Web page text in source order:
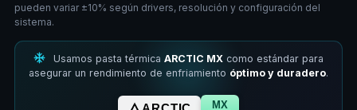
pueden variar ±10% según drivers, resolución y configuración del
sistema.
Usamos pasta térmica ARCTIC MX como estándar para
asegurar un rendimiento de enfriamiento óptimo y duradero.
MX